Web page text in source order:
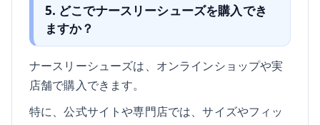
5. どこでナースリーシューズを購入でき
ますか？
ナースリーシューズは、オンラインショップや実
店舗で購入できます。
特に、公式サイトや専門店では、サイズやフィッ